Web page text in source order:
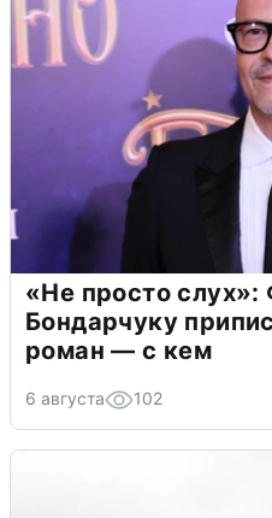
«Не просто слух»:
Бондарчуку
роман — с кем
6 августа 102